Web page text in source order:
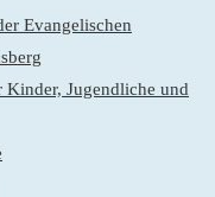
Evangelischen
Kinder, Jugendliche und